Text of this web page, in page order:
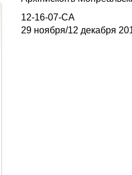
12-16-07-CA
29 ноября/12 декабря